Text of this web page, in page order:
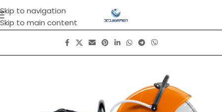
Skip to navigation
Skip to main content